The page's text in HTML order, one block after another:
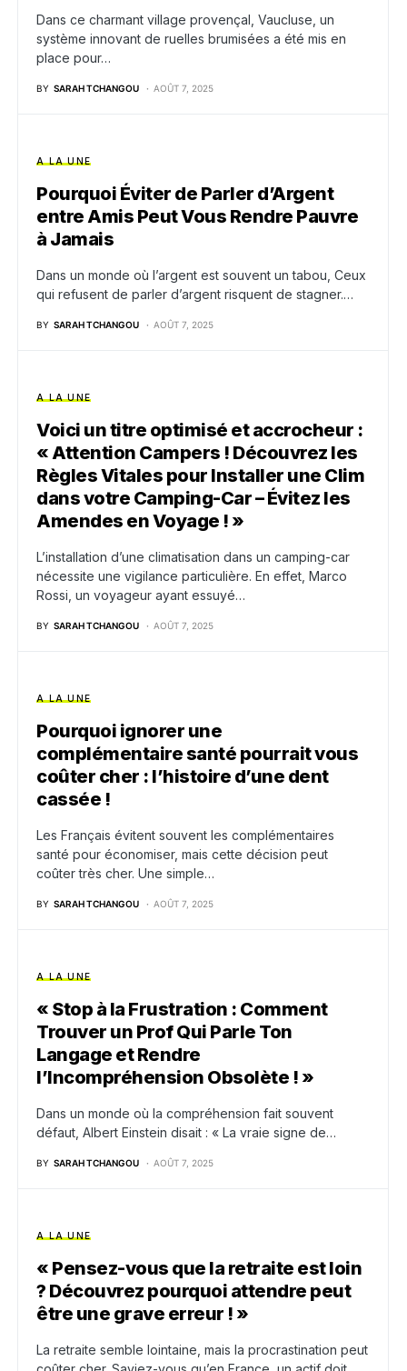
Dans ce charmant village provençal, Vaucluse, un
système innovant de ruelles brumisées a été mis en
place pour…
BY SARAH TCHANGOU AOÛT 7, 2025
A LA UNE
Pourquoi Éviter de Parler d’Argent
entre Amis Peut Vous Rendre Pauvre
à Jamais
Dans un monde où l’argent est souvent un tabou, Ceux
qui refusent de parler d’argent risquent de stagner.…
BY SARAH TCHANGOU AOÛT 7, 2025
A LA UNE
Voici un titre optimisé et accrocheur :
« Attention Campers ! Découvrez les
Règles Vitales pour Installer une Clim
dans votre Camping-Car – Évitez les
Amendes en Voyage ! »
L’installation d’une climatisation dans un camping-car
nécessite une vigilance particulière. En effet, Marco
Rossi, un voyageur ayant essuyé…
BY SARAH TCHANGOU AOÛT 7, 2025
A LA UNE
Pourquoi ignorer une
complémentaire santé pourrait vous
coûter cher : l’histoire d’une dent
cassée !
Les Français évitent souvent les complémentaires
santé pour économiser, mais cette décision peut
coûter très cher. Une simple…
BY SARAH TCHANGOU AOÛT 7, 2025
A LA UNE
« Stop à la Frustration : Comment
Trouver un Prof Qui Parle Ton
Langage et Rendre
l’Incompréhension Obsolète ! »
Dans un monde où la compréhension fait souvent
défaut, Albert Einstein disait : « La vraie signe de…
BY SARAH TCHANGOU AOÛT 7, 2025
A LA UNE
« Pensez-vous que la retraite est loin
? Découvrez pourquoi attendre peut
être une grave erreur ! »
La retraite semble lointaine, mais la procrastination peut